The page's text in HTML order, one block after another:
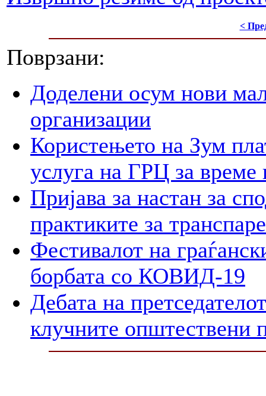
<
Поврзани:
Доделени осум нови
организации
Користењето на Зум
услуга на ГРЦ за време
Пријава за настан за
практиките за
Фестивалот на
борбата со КОВИД-19
Дебата на
клучните општествени